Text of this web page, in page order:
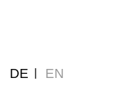
DE EN